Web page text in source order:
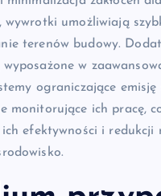
wywrotki umożliwiają
terenów budowy.
w
ograniczające emisję
monitorujące ich pracę,
ich efektywności i redukcji